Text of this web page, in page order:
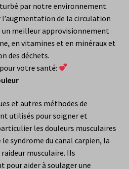
par notre environnement.
l’augmentation de la circulation
un meilleur approvisionnement
en vitamines et en minéraux et
des déchets.
votre santé:
et autres méthodes de
utilisés pour soigner et
les douleurs musculaires
syndrome du canal carpien, la
musculaire. Ils
aider à soulager une